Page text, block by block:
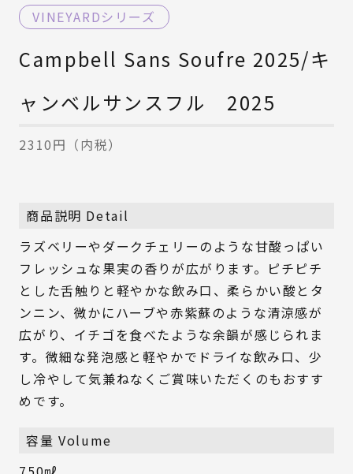
VINEYARDシリーズ
Campbell Sans Soufre 2025/キ
ャンベルサンスフル 2025
2310円（内税）
商品説明 Detail
ラズベリーやダークチェリーのような甘酸っぱい
フレッシュな果実の香りが広がります。ピチピチ
とした舌触りと軽やかな飲み口、柔らかい酸とタ
ンニン、微かにハーブや赤紫蘇のような清涼感が
広がり、イチゴを食べたような余韻が感じられま
す。微細な発泡感と軽やかでドライな飲み口、少
し冷やして気兼ねなくご賞味いただくのもおすす
めです。
容量 Volume